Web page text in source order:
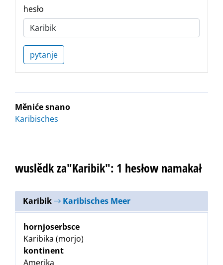
hesło
pytanje
Měniće snano
Karibisches
wuslědk za"Karibik": 1 hesłow namakał
Karibik Karibisches Meer
hornjoserbsce
Karibika (morjo)
kontinent
Amerika